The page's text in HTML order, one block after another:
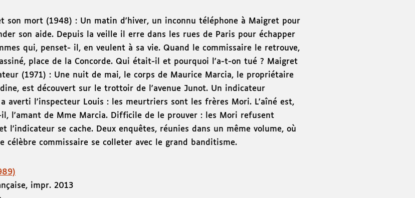
son mort (1948) : Un matin d'hiver, un inconnu téléphone à Maigret pour
son aide. Depuis la veille il erre dans les rues de Paris pour échapper
qui, penset- il, en veulent à sa vie. Quand le commissaire le retrouve,
place de la Concorde. Qui était-il et pourquoi l'a-t-on tué ? Maigret
(1971) : Une nuit de mai, le corps de Maurice Marcia, le propriétaire
est découvert sur le trottoir de l'avenue Junot. Un indicateur
a averti l'inspecteur Louis : les meurtriers sont les frères Mori. L'aîné est,
l'amant de Mme Marcia. Difficile de le prouver : les Mori refusent
l'indicateur se cache. Deux enquêtes, réunies dans un même volume, où
célèbre commissaire se colleter avec le grand banditisme.
, impr. 2013